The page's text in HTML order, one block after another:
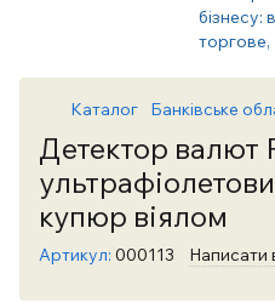
Каталог Банківське
Детектор валют
купюр віялом
Артикул: 000113 Написати